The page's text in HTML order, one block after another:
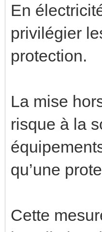
En
privilégier
protection.
La mise
risque à la
qu’une
Cette